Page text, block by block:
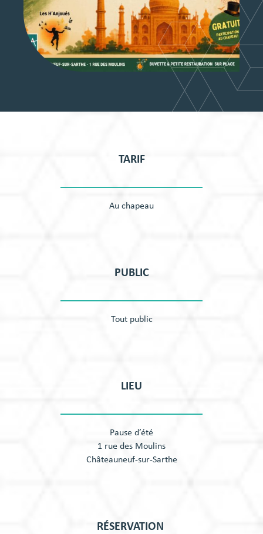
TARIF
Au chapeau
PUBLIC
Tout public
LIEU
Pause d’été
1 rue des Moulins
Châteauneuf-sur-Sarthe
RÉSERVATION